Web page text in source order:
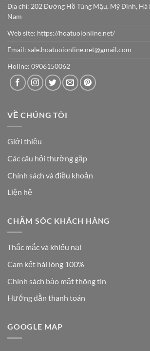
Địa chỉ: 202 Đường Hồ Tùng Mậu, Mỹ Đình,
Nam
Web site: https://hoatuoionline.net/
Email: sale.hoatuoionline.net@gmail.com
Holine: 0906150062
VỀ CHÚNG TÔI
Giới thiệu
Các câu hỏi thường gặp
Chính sách và điều khoản
Liện hệ
CHĂM SÓC KHÁCH HÀNG
Thắc mắc và khiếu nại
Cam kết hài lòng 100%
Chính sách bảo mật thông tin
Hướng dẫn thanh toán
GOOGLE MAP